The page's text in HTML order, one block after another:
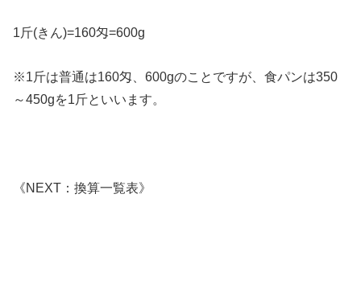
1斤(きん)=160匁=600g
※1斤は普通は160匁、600gのことですが、食パンは350
～450gを1斤といいます。
《NEXT：換算一覧表》